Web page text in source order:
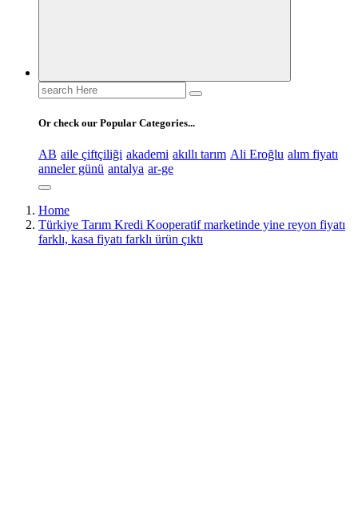
Search
for:
Or check our Popular Categories...
AB aile çiftçiliği akademi akıllı tarım Ali Eroğlu alım fiyatı
anneler günü antalya ar-ge
Home
Türkiye Tarım Kredi Kooperatif marketinde yine reyon fiyatı
farklı, kasa fiyatı farklı ürün çıktı